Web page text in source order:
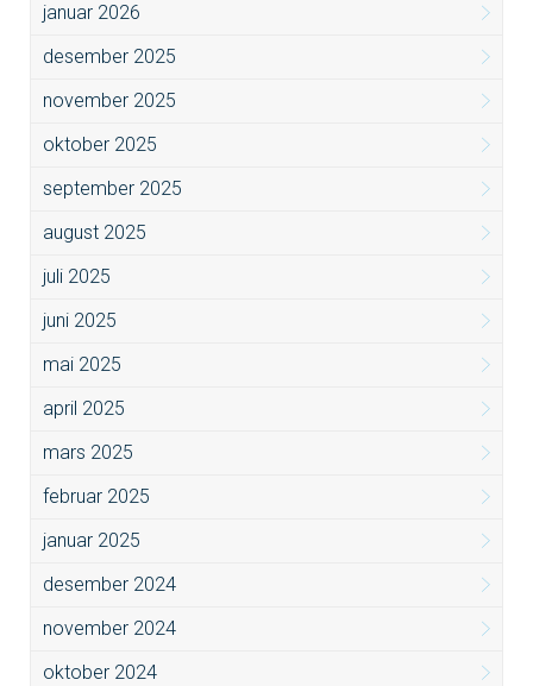
januar 2026
desember 2025
november 2025
oktober 2025
september 2025
august 2025
juli 2025
juni 2025
mai 2025
april 2025
mars 2025
februar 2025
januar 2025
desember 2024
november 2024
oktober 2024